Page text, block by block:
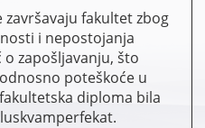
fakultet zbog
i nepostojanja
zapošljavanju, što
poteškoće u
diploma bila